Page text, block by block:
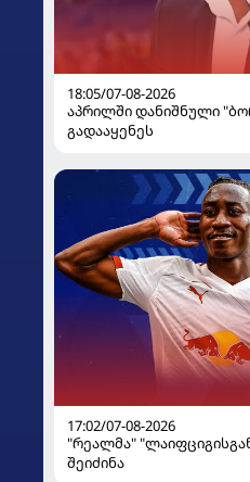
18:05/07-08-2026
აპრილში დანიშნული
გადააყენეს
17:02/07-08-2026
"რეალმა"
შეიძინა